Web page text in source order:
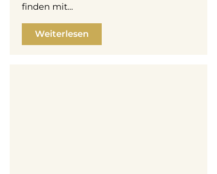
finden mit…
Weiterlesen